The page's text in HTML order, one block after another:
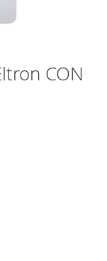
CON